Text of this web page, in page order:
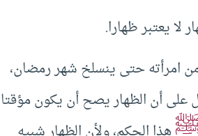
لا يعتبر ظهارا.
امرأته حتى ينسلخ شهر رمضان،
على أن الظهار يصح أن يكون مؤقتا